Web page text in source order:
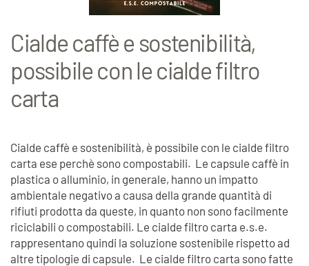
Cialde caffè e sostenibilità,
possibile con le cialde filtro
carta
Cialde caffè e sostenibilità, è possibile con le cialde filtro
carta ese perchè sono compostabili. Le capsule caffè in
plastica o alluminio, in generale, hanno un impatto
ambientale negativo a causa della grande quantità di
rifiuti prodotta da queste, in quanto non sono facilmente
riciclabili o compostabili. Le cialde filtro carta e.s.e.
rappresentano quindi la soluzione sostenibile rispetto ad
altre tipologie di capsule. Le cialde filtro carta sono fatte